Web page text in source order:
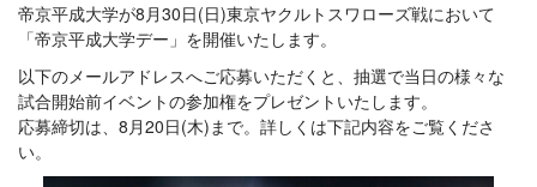
帝京平成大学が8月30日(日)東京ヤクルトスワローズ戦において
「帝京平成大学デー」を開催いたします。
以下のメールアドレスへご応募いただくと、抽選で当日の様々な
試合開始前イベントの参加権をプレゼントいたします。
応募締切は、8月20日(木)まで。詳しくは下記内容をご覧くださ
い。